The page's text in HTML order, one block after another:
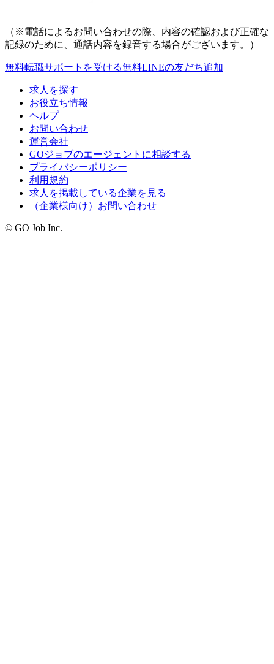
（※電話によるお問い合わせの際、内容の確認および正確な
記録のために、通話内容を録音する場合がございます。）
無料転職サポートを受ける無料LINEの友だち追加
求人を探す
お役立ち情報
ヘルプ
お問い合わせ
運営会社
GOジョブのエージェントに相談する
プライバシーポリシー
利用規約
求人を掲載している企業を見る
（企業様向け）お問い合わせ
© GO Job Inc.